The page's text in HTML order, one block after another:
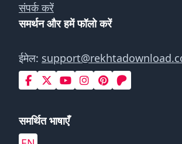
संपर्क करें
समर्थन और हमें फॉलो करें
ईमेल:
समर्थित भाषाएँ